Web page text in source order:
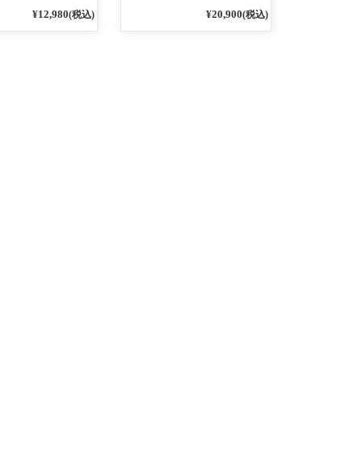
リブプルオーバ
¥12,980(税込)
3800NAVY BASE¥20,900(税込)